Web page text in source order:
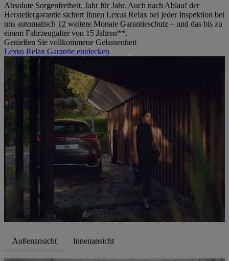
Absolute Sorgenfreiheit, Jahr für Jahr. Auch nach Ablauf der
Herstellergarantie sichert Ihnen Lexus Relax bei jeder Inspektion bei
uns automatisch 12 weitere Monate Garantieschutz – und das bis zu
einem Fahrzeugalter von 15 Jahren**.
Genießen Sie vollkommene Gelassenheit
Lexus Relax Garantie entdecken
Außenansicht Innenansicht